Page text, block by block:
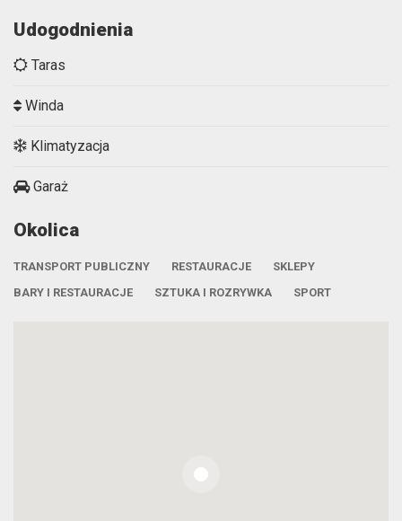
Udogodnienia
Taras
Winda
Klimatyzacja
Garaż
Okolica
TRANSPORT PUBLICZNY RESTAURACJE
SKLEPY
BARY I RESTAURACJE
SZTUKA I ROZRYWKA SPORT